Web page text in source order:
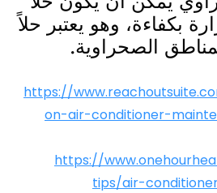
بكفاءة، وهو يعتبر حلاً
الصحراوية.
https://
on-air-conditioner-
https://
tips/air-